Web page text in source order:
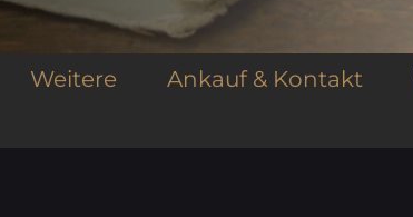
Weitere Ankauf & Kontakt